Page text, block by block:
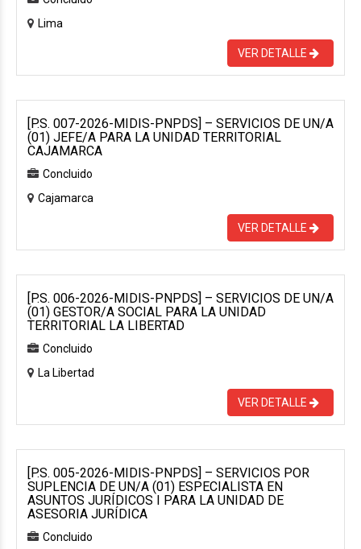
Lima
VER DETALLE
[P.S. 007-2026-MIDIS-PNPDS] – SERVICIOS DE UN/A
(01) JEFE/A PARA LA UNIDAD TERRITORIAL
CAJAMARCA
Concluido
Cajamarca
VER DETALLE
[P.S. 006-2026-MIDIS-PNPDS] – SERVICIOS DE UN/A
(01) GESTOR/A SOCIAL PARA LA UNIDAD
TERRITORIAL LA LIBERTAD
Concluido
La Libertad
VER DETALLE
[P.S. 005-2026-MIDIS-PNPDS] – SERVICIOS POR
SUPLENCIA DE UN/A (01) ESPECIALISTA EN
ASUNTOS JURÍDICOS I PARA LA UNIDAD DE
ASESORIA JURÍDICA
Concluido